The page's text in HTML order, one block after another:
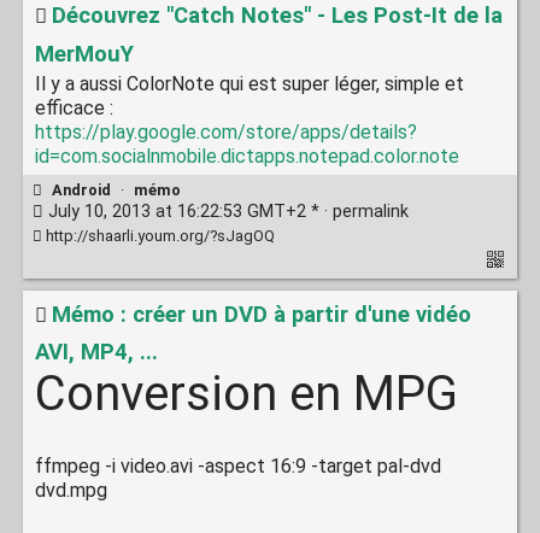
Découvrez "Catch Notes" - Les Post-It de la
MerMouY
Il y a aussi ColorNote qui est super léger, simple et
efficace :
https://play.google.com/store/apps/details?
id=com.socialnmobile.dictapps.notepad.color.note
Android · mémo
July 10, 2013 at 16:22:53 GMT+2 * · permalink
http://shaarli.youm.org/?sJagOQ
Mémo : créer un DVD à partir d'une vidéo
AVI, MP4, ...
Conversion en MPG
ffmpeg -i video.avi -aspect 16:9 -target pal-dvd
dvd.mpg